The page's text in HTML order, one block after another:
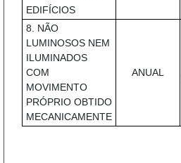
EDIFÍCIOS
8. NÃO
LUMINOSOS NEM
ILUMINADOS
COM
MOVIMENTO
PRÓPRIO OBTIDO
MECANICAMENTE
ANUAL